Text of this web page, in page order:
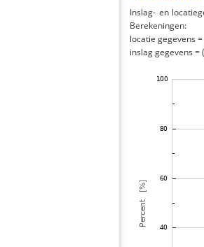
Inslag- en
Berekeningen:
locatie gegevens
inslag gegevens